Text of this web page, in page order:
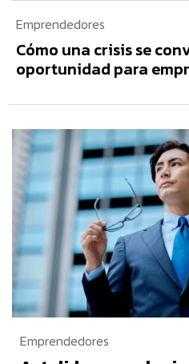
Emprendedores
Cómo una crisis se
oportunidad para
Emprendedores